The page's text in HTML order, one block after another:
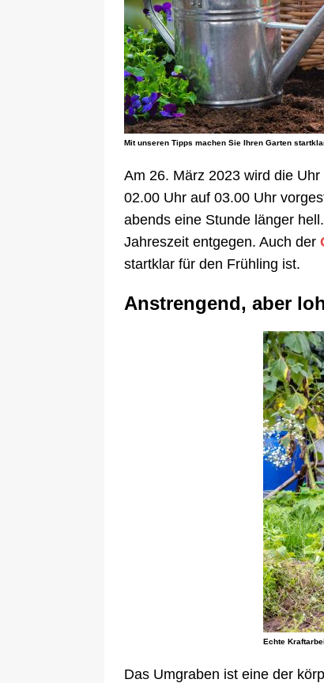
Mit unseren Tipps machen Sie Ihren Garten
Am 26. März 2023 wird die
02.00 Uhr auf 03.00 Uhr
abends eine Stunde länger
Jahreszeit entgegen. Auch der
startklar für den Frühling ist.
Anstrengend, aber
Echte
Das Umgraben ist eine der